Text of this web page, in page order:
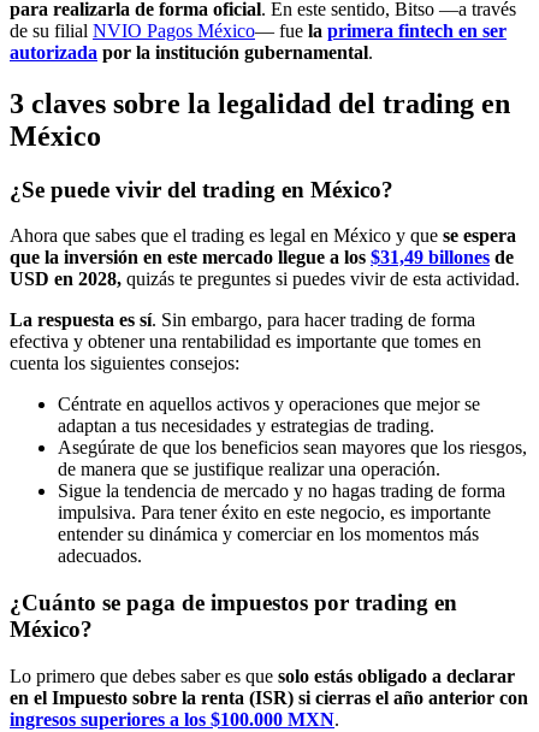
para realizarla de forma oficial. En este sentido, Bitso —a través
de su filial NVIO Pagos México— fue la primera fintech en ser
autorizada por la institución gubernamental.
3 claves sobre la legalidad del trading en
México
¿Se puede vivir del trading en México?
Ahora que sabes que el trading es legal en México y que se espera
que la inversión en este mercado llegue a los $31,49 billones de
USD en 2028, quizás te preguntes si puedes vivir de esta actividad.
La respuesta es sí. Sin embargo, para hacer trading de forma
efectiva y obtener una rentabilidad es importante que tomes en
cuenta los siguientes consejos:
Céntrate en aquellos activos y operaciones que mejor se
adaptan a tus necesidades y estrategias de trading.
Asegúrate de que los beneficios sean mayores que los riesgos,
de manera que se justifique realizar una operación.
Sigue la tendencia de mercado y no hagas trading de forma
impulsiva. Para tener éxito en este negocio, es importante
entender su dinámica y comerciar en los momentos más
adecuados.
¿Cuánto se paga de impuestos por trading en
México?
Lo primero que debes saber es que solo estás obligado a declarar
en el Impuesto sobre la renta (ISR) si cierras el año anterior con
ingresos superiores a los $100.000 MXN.